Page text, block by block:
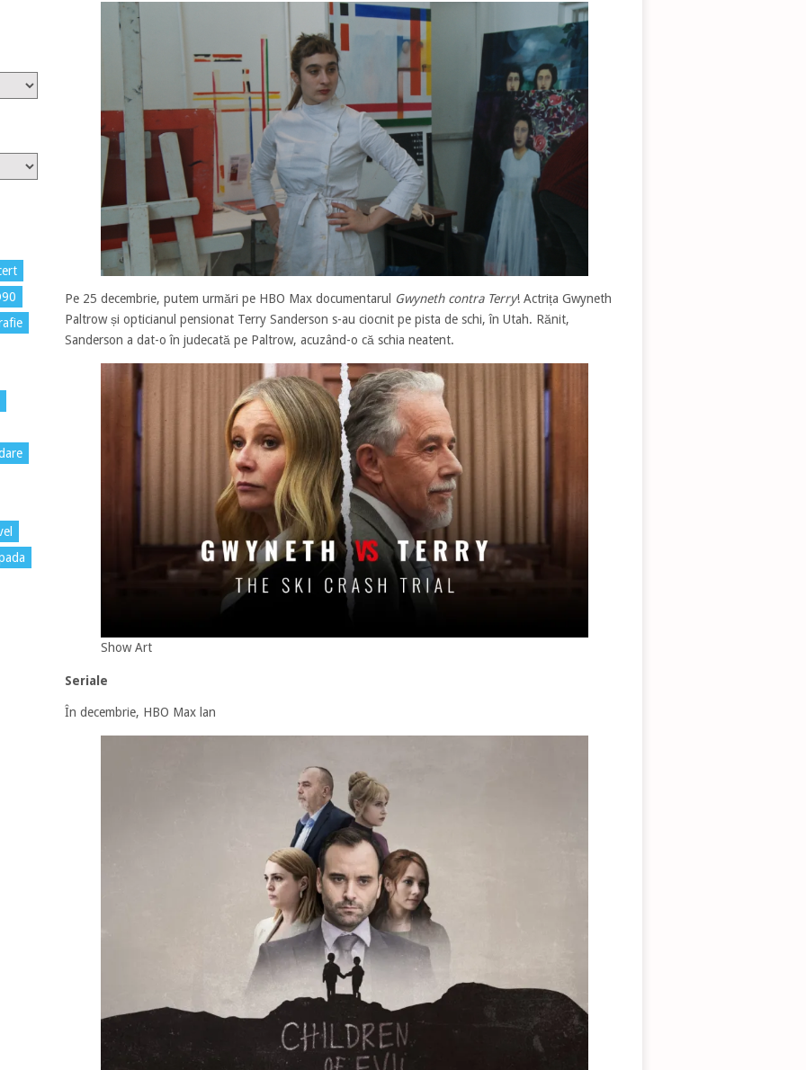
Pe 25 decembrie, putem urmări pe HBO Max documentarul Gwyneth contra Terry! Actrița Gwyneth
Paltrow și opticianul pensionat Terry Sanderson s-au ciocnit pe pista de schi, în Utah. Rănit,
Sanderson a dat-o în judecată pe Paltrow, acuzând-o că schia neatent.
Show Art
Seriale
În decembrie, HBO Max lan